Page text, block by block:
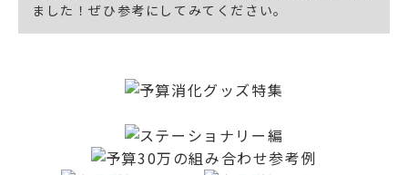
ました！ぜひ参考にしてみてください。